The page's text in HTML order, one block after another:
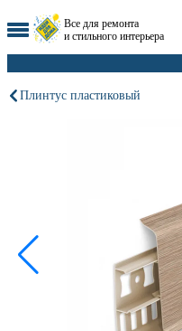
Все для ремонта
и стильного интерьера
Плинтус пластиковый